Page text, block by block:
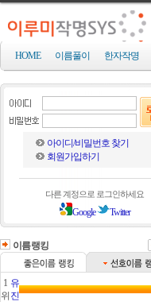
HOME 이름풀이 한자작명
아이디/비밀번호 찾기
회원가입하기
다른 계정으로 로그인하세요
Google Twitter
이름랭킹
1
위
유
진